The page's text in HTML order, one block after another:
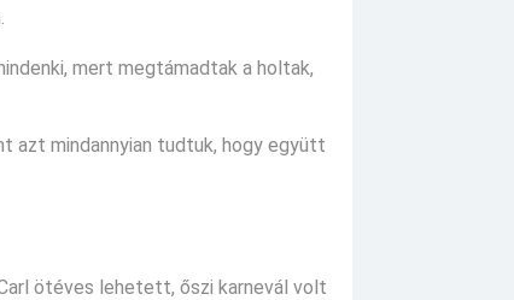
mert megtámadtak a holtak,
azt mindannyian tudtuk, hogy együtt
ötéves lehetett, őszi karnevál volt